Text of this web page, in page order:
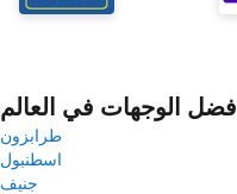
أفضل الوجهات في العالم
طرابزون
اسطنبول
جنيف